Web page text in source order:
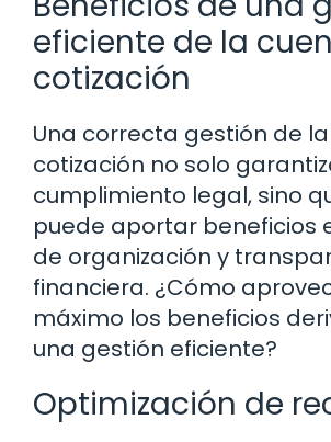
eficiente de la
cotización
Una correcta gestión de
cotización no solo
cumplimiento legal, sino
puede aportar beneficios
de organización y
financiera. ¿Cómo
máximo los beneficios
una gestión eficiente?
Optimización de